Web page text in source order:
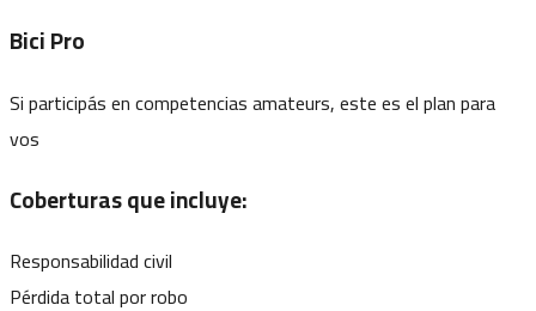
Bici Pro
Si participás en competencias amateurs, este es el plan para
vos
Coberturas que incluye:
Responsabilidad civil
Pérdida total por robo